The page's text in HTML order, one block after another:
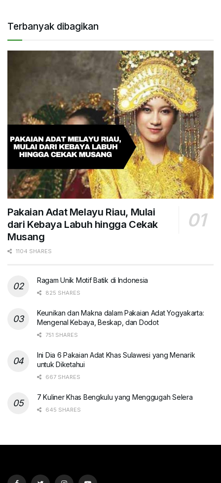
Terbanyak dibagikan
Pakaian Adat Melayu Riau, Mulai
dari Kebaya Labuh hingga Cekak
Musang
1104 SHARES
Ragam Unik Motif Batik di Indonesia
825 SHARES
Keunikan dan Makna dalam Pakaian Adat Yogyakarta:
Mengenal Kebaya, Beskap, dan Dodot
751 SHARES
Ini Dia 6 Pakaian Adat Khas Sulawesi yang Menarik
untuk Diketahui
667 SHARES
7 Kuliner Khas Bengkulu yang Menggugah Selera
645 SHARES